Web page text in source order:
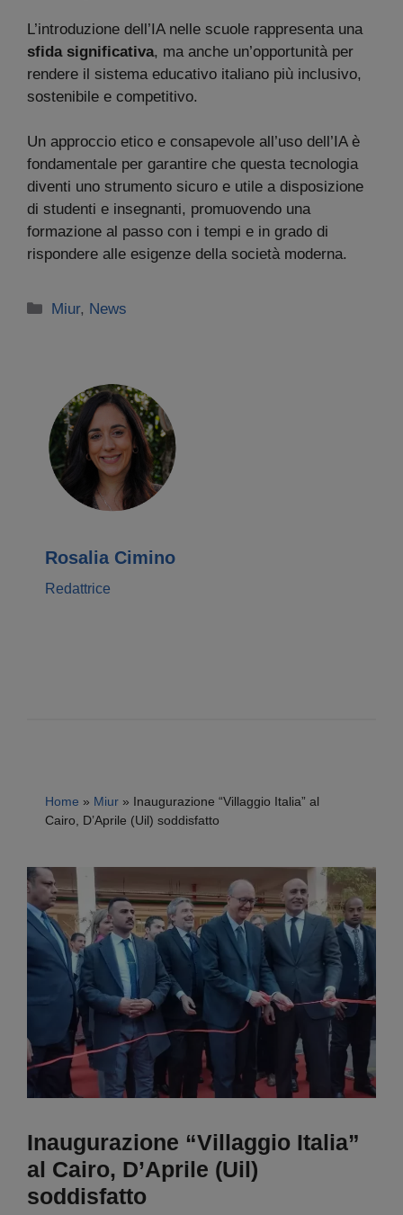
L’introduzione dell’IA nelle scuole rappresenta una
sfida significativa, ma anche un’opportunità per
rendere il sistema educativo italiano più inclusivo,
sostenibile e competitivo.
Un approccio etico e consapevole all’uso dell’IA è
fondamentale per garantire che questa tecnologia
diventi uno strumento sicuro e utile a disposizione
di studenti e insegnanti, promuovendo una
formazione al passo con i tempi e in grado di
rispondere alle esigenze della società moderna.
Categorie
Miur, News
Rosalia Cimino
Redattrice
Home » Miur » Inaugurazione “Villaggio Italia” al
Cairo, D’Aprile (Uil) soddisfatto
Inaugurazione “Villaggio Italia”
al Cairo, D’Aprile (Uil)
soddisfatto